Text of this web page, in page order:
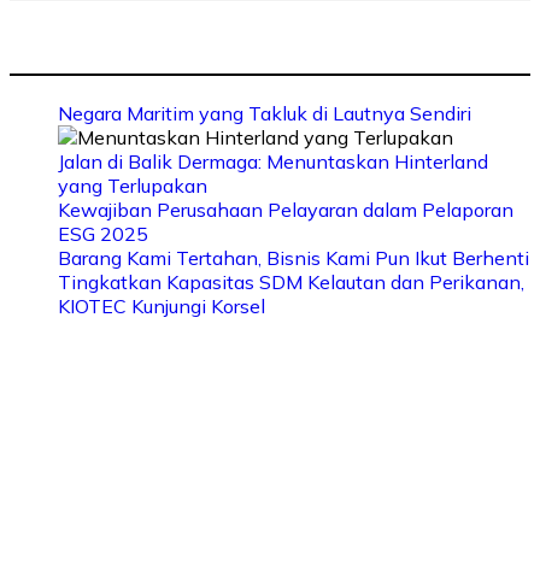
Negara Maritim yang Takluk di Lautnya Sendiri
Jalan di Balik Dermaga: Menuntaskan Hinterland
yang Terlupakan
Kewajiban Perusahaan Pelayaran dalam Pelaporan
ESG 2025
Barang Kami Tertahan, Bisnis Kami Pun Ikut Berhenti
Tingkatkan Kapasitas SDM Kelautan dan Perikanan,
KIOTEC Kunjungi Korsel